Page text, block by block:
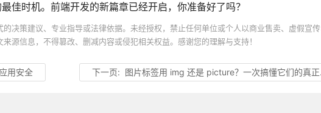
佳时机。前端开发的新篇章已经开启，你准备好了吗？
决策建议、专业指导或法律依据。未经授权，禁止任何单位或个人以商业售卖、虚假宣
源信息，不得篡改、删减内容或侵犯相关权益。感谢您的理解与支持！
用安全 下一页: 图片标签用 img 还是 picture？一次搞懂它们的真正区别